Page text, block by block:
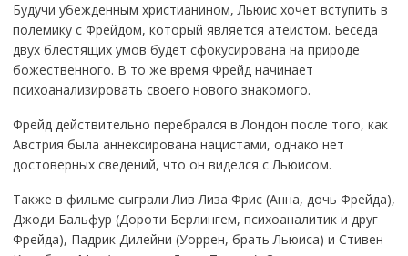
Будучи убежденным христианином, Льюис хочет вступить в
полемику с Фрейдом, который является атеистом. Беседа
двух блестящих умов будет сфокусирована на природе
божественного. В то же время Фрейд начинает
психоанализировать своего нового знакомого.
Фрейд действительно перебрался в Лондон после того, как
Австрия была аннексирована нацистами, однако нет
достоверных сведений, что он виделся с Льюисом.
Также в фильме сыграли Лив Лиза Фрис (Анна, дочь Фрейда),
Джоди Бальфур (Дороти Берлингем, психоаналитик и друг
Фрейда), Падрик Дилейни (Уоррен, брать Льюиса) и Стивен